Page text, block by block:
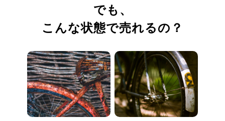
でも、
こんな状態で売れるの？